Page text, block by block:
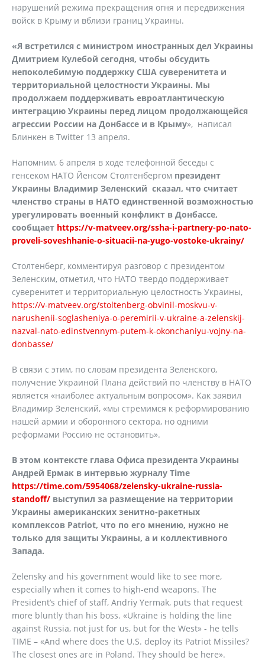
нарушений режима прекращения огня и передвижения
войск в Крыму и вблизи границ Украины.
«Я встретился с министром иностранных дел Украины
Дмитрием Кулебой сегодня, чтобы обсудить
непоколебимую поддержку США суверенитета и
территориальной целостности Украины. Мы
продолжаем поддерживать евроатлантическую
интеграцию Украины перед лицом продолжающейся
агрессии России на Донбассе и в Крыму», написал
Блинкен в Twitter 13 апреля.
Напомним, 6 апреля в ходе телефонной беседы с
генсеком НАТО Йенсом Столтенбергом президент
Украины Владимир Зеленский сказал, что считает
членство страны в НАТО единственной возможностью
урегулировать военный конфликт в Донбассе,
сообщает https://v-matveev.org/ssha-i-partnery-po-nato-
proveli-soveshhanie-o-situacii-na-yugo-vostoke-ukrainy/
Столтенберг, комментируя разговор с президентом
Зеленским, отметил, что НАТО твердо поддерживает
суверенитет и территориальную целостность Украины,
https://v-matveev.org/stoltenberg-obvinil-moskvu-v-
narushenii-soglasheniya-o-peremirii-v-ukraine-a-zelenskij-
nazval-nato-edinstvennym-putem-k-okonchaniyu-vojny-na-
donbasse/
В связи с этим, по словам президента Зеленского,
получение Украиной Плана действий по членству в НАТО
является «наиболее актуальным вопросом». Как заявил
Владимир Зеленский, «мы стремимся к реформированию
нашей армии и оборонного сектора, но одними
реформами Россию не остановить».
В этом контексте глава Офиса президента Украины
Андрей Ермак в интервью журналу Time
https://time.com/5954068/zelensky-ukraine-russia-
standoff/ выступил за размещение на территории
Украины американских зенитно-ракетных
комплексов Patriot, что по его мнению, нужно не
только для защиты Украины, а и коллективного
Запада.
Zelensky and his government would like to see more,
especially when it comes to high-end weapons. The
President’s chief of staff, Andriy Yermak, puts that request
more bluntly than his boss. «Ukraine is holding the line
against Russia, not just for us, but for the West» - he tells
TIME – «And where does the U.S. deploy its Patriot Missiles?
The closest ones are in Poland. They should be here».